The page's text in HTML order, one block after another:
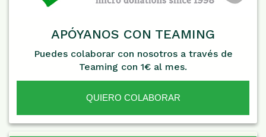
APÓYANOS CON TEAMING
Puedes colaborar con nosotros a través de
Teaming con 1€ al mes.
QUIERO COLABORAR